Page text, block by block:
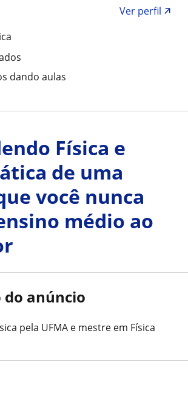
Ver perfil
dando aulas
Física e
de uma
você nunca
médio ao
do anúncio
pela UFMA e mestre em Física